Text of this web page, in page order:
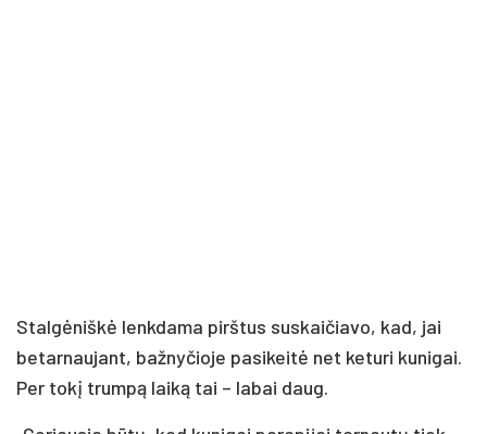
Stal­gė­niš­kė lenk­da­ma pirš­tus su­skai­čia­vo, kad, jai
be­tar­nau­jant, baž­ny­čio­je pa­si­kei­tė net ke­tu­ri ku­ni­gai.
Per to­kį trum­pą lai­ką tai – la­bai daug.